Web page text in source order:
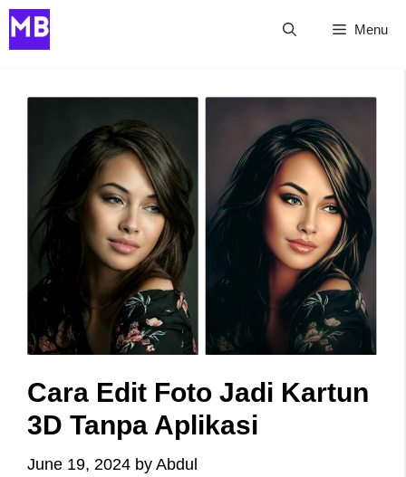
Skip
to
Menu
Cara Edit Foto Jadi Kartun
3D Tanpa Aplikasi
June 19, 2024 by Abdul